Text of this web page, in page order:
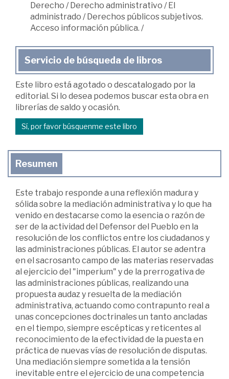
Derecho /Derecho administrativo /El
administrado /Derechos públicos subjetivos.
Acceso información pública. /
Servicio de búsqueda de libros
Este libro está agotado o descatalogado por la
editorial. Si lo desea podemos buscar esta obra en
librerías de saldo y ocasión.
Sí, por favor búsquenme este libro
Resumen
Este trabajo responde a una reflexión madura y
sólida sobre la mediación administrativa y lo que ha
venido en destacarse como la esencia o razón de
ser de la actividad del Defensor del Pueblo en la
resolución de los conflictos entre los ciudadanos y
las administraciones públicas. El autor se adentra
en el sacrosanto campo de las materias reservadas
al ejercicio del "imperium" y de la prerrogativa de
las administraciones públicas, realizando una
propuesta audaz y resuelta de la mediación
administrativa, actuando como contrapunto real a
unas concepciones doctrinales un tanto ancladas
en el tiempo, siempre escépticas y reticentes al
reconocimiento de la efectividad de la puesta en
práctica de nuevas vías de resolución de disputas.
Una mediación siempre sometida a la tensión
inevitable entre el ejercicio de una competencia